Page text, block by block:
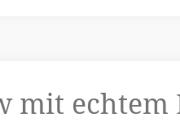
mit echtem